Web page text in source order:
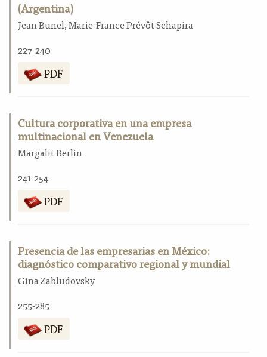
(Argentina)
Jean Bunel, Marie-France Prévôt Schapira
227-240
PDF
Cultura corporativa en una empresa
multinacional en Venezuela
Margalit Berlin
241-254
PDF
Presencia de las empresarias en México:
diagnóstico comparativo regional y mundial
Gina Zabludovsky
255-285
PDF